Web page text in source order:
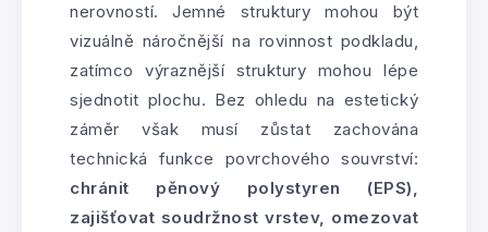
nerovností. Jemné struktury mohou být
vizuálně náročnější na rovinnost podkladu,
zatímco výraznější struktury mohou lépe
sjednotit plochu. Bez ohledu na estetický
záměr však musí zůstat zachována
technická funkce povrchového souvrství:
chránit pěnový polystyren (EPS),
zajišťovat soudržnost vrstev, omezovat